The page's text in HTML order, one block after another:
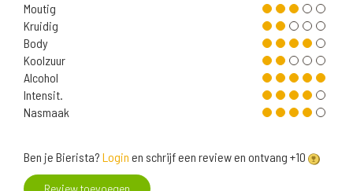
Moutig
Kruidig
Body
Koolzuur
Alcohol
Intensit.
Nasmaak
Ben je Bierista? Login en schrijf een review en ontvang +10